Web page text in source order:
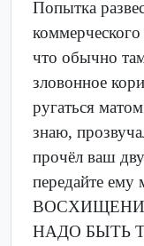
Попытка
что обычно
зловонное
ругаться
знаю,
прочёл ваш
передайте ему
НАДО БЫТЬ